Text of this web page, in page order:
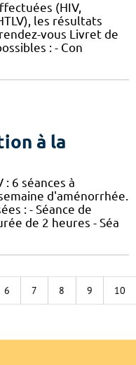
(HIV,
les résultats
vous Livret de
: - Con
à la
6 séances à
d'aménorrhée.
: - Séance de
de 2 heures - Séa
6 7 8 9 10